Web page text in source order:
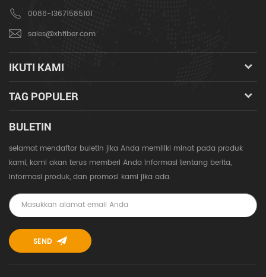
0086-13671585101
sales@xhfiber.com
IKUTI KAMI
TAG POPULER
BULETIN
selamat mendaftar buletin jika Anda memiliki minat pada produk
kami, kami akan terus memberi Anda informasi tentang berita,
informasi produk, dan promosi kami jika ada.